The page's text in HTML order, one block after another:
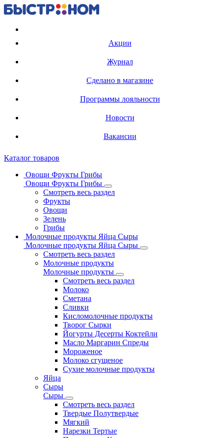
Акции
Журнал
Сделано в магазине
Программы лояльности
Новости
Вакансии
Каталог товаров
Овощи Фрукты Грибы
Овощи Фрукты Грибы
Смотреть весь раздел
Фрукты
Овощи
Зелень
Грибы
Молочные продукты Яйца Сыры
Молочные продукты Яйца Сыры
Смотреть весь раздел
Молочные продукты
Молочные продукты
Смотреть весь раздел
Молоко
Сметана
Сливки
Кисломолочные продукты
Творог Сырки
Йогурты Десерты Коктейли
Масло Маргарин Спреды
Мороженое
Молоко сгущеное
Сухие молочные продукты
Яйца
Сыры
Сыры
Смотреть весь раздел
Твердые Полутвердые
Мягкий
Нарезки Тертые